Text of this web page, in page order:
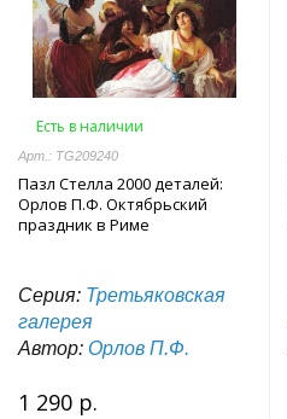
Есть в наличии
Арт.: TG209240
Пазл Стелла 2000 деталей:
Орлов П.Ф. Октябрьский
праздник в Риме
Серия: Третьяковская
галерея
Автор: Орлов П.Ф.
1 290 р.